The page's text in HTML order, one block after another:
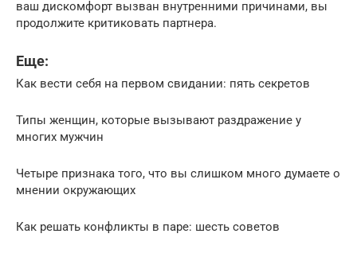
ваш дискомфорт вызван внутренними причинами, вы
продолжите критиковать партнера.
Еще:
Как вести себя на первом свидании: пять секретов
Типы женщин, которые вызывают раздражение у
многих мужчин
Четыре признака того, что вы слишком много думаете о
мнении окружающих
Как решать конфликты в паре: шесть советов